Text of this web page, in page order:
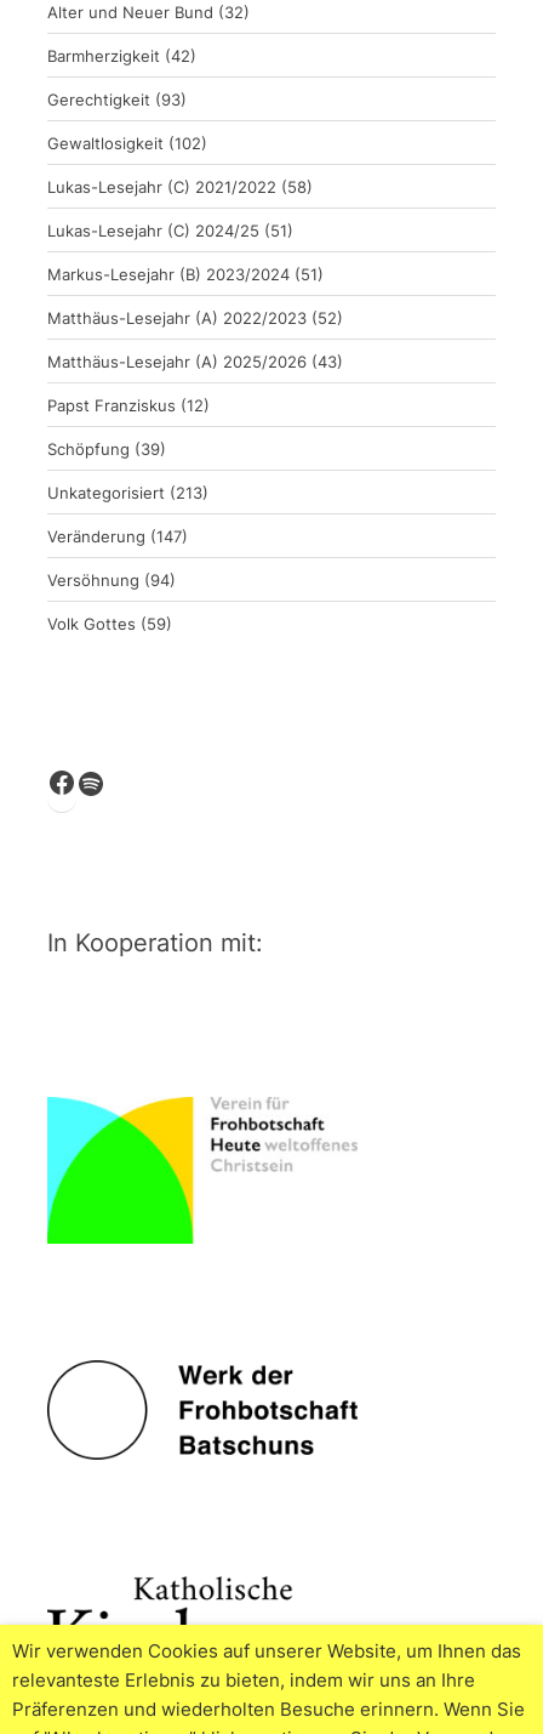
Alter und Neuer Bund (32)
Barmherzigkeit (42)
Gerechtigkeit (93)
Gewaltlosigkeit (102)
Lukas-Lesejahr (C) 2021/2022 (58)
Lukas-Lesejahr (C) 2024/25 (51)
Markus-Lesejahr (B) 2023/2024 (51)
Matthäus-Lesejahr (A) 2022/2023 (52)
Matthäus-Lesejahr (A) 2025/2026 (43)
Papst Franziskus (12)
Schöpfung (39)
Unkategorisiert (213)
Veränderung (147)
Versöhnung (94)
Volk Gottes (59)
Facebook
Spotify
In Kooperation mit:
Wir verwenden Cookies auf unserer Website, um Ihnen das
relevanteste Erlebnis zu bieten, indem wir uns an Ihre
Präferenzen und wiederholten Besuche erinnern. Wenn Sie